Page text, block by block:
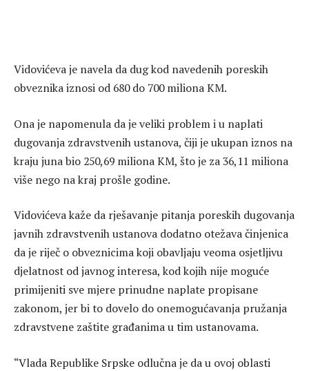
Vidovićeva je navela da dug kod navedenih poreskih
obveznika iznosi od 680 do 700 miliona KM.
Ona je napomenula da je veliki problem i u naplati
dugovanja zdravstvenih ustanova, čiji je ukupan iznos na
kraju juna bio 250,69 miliona KM, što je za 36,11 miliona
više nego na kraj prošle godine.
Vidovićeva kaže da rješavanje pitanja poreskih dugovanja
javnih zdravstvenih ustanova dodatno otežava činjenica
da je riječ o obveznicima koji obavljaju veoma osjetljivu
djelatnost od javnog interesa, kod kojih nije moguće
primijeniti sve mjere prinudne naplate propisane
zakonom, jer bi to dovelo do onemogućavanja pružanja
zdravstvene zaštite građanima u tim ustanovama.
“Vlada Republike Srpske odlučna je da u ovoj oblasti